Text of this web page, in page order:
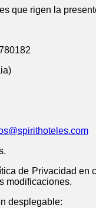
que rigen la
de Privacidad
modificaciones.
desplegable: